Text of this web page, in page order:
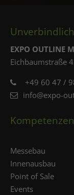
EXPO OUTLINE
Eichbaumstraße
+49 60 47 /
info@expo-
Kompetenzen
Messebau
Innenausbau
Point of Sale
Events